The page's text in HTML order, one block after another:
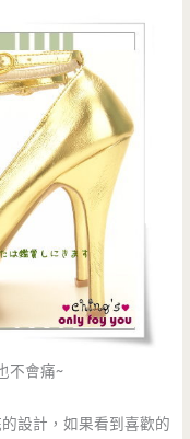
不會痛~
設計，如果看到喜歡的